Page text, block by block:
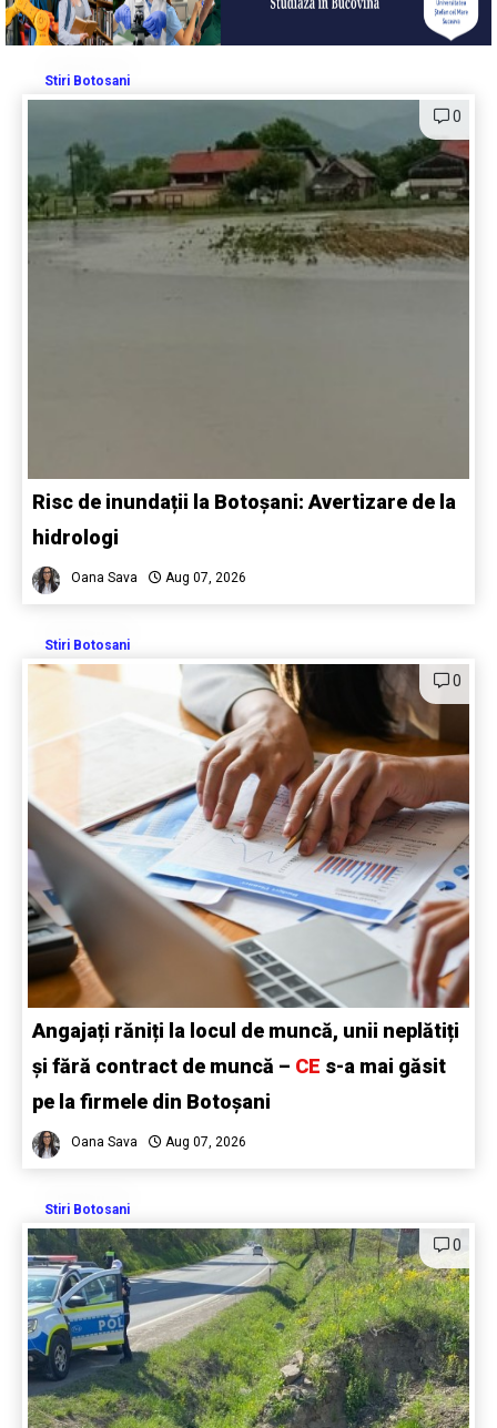
Stiri Botosani
0
Risc de inundații la Botoșani: Avertizare de la
hidrologi
Oana Sava Aug 07, 2026
Stiri Botosani
0
Angajați răniți la locul de muncă, unii neplătiți
și fără contract de muncă – CE s-a mai găsit
pe la firmele din Botoșani
Oana Sava Aug 07, 2026
Stiri Botosani
0